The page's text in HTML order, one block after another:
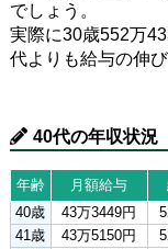
でしょう。
実際に30歳552万
代よりも給与の伸
40代の年収状況
年齢 月額給与
40歳
43万3449円
41歳
43万5150円